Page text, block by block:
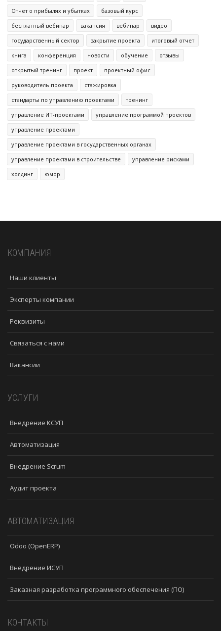
Отчет о прибылях и убытках
базовый курс
бесплатный вебинар
вакансия вебинар
видео
государственный сектор
закрытие проекта
итоговый отчет
книга
конференция новости обучение
отзывы
открытый тренинг
проект
проектный офис
руководитель проекта
стажировка
стандарты по управлению проектами
тренинг
управление ИТ-проектами
управление программой проектов
управление проектами
управление проектами в государственных органах
управление проектами в строительстве
управление рисками
холдинг
юмор
КОМПАНИЯ
Наши клиенты
Эксперты компании
Реквизиты
Связаться с нами
Вакансии
УСЛУГИ
Внедрение КСУП
Автоматизация
Внедрение Scrum
Аудит проекта
АВТОМАТИЗАЦИЯ
Odoo (OpenERP)
Внедрение ИСУП
Заказная разработка программного обеспечения (ПО)
КОНТАКТЫ